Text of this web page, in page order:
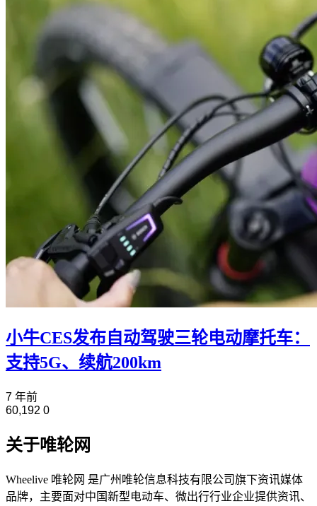
小牛CES发布自动驾驶三轮电动摩托车：
支持5G、续航200km
7 年前
60,192 0
关于唯轮网
Wheelive 唯轮网 是广州唯轮信息科技有限公司旗下资讯媒体
品牌，主要面对中国新型电动车、微出行行业企业提供资讯、